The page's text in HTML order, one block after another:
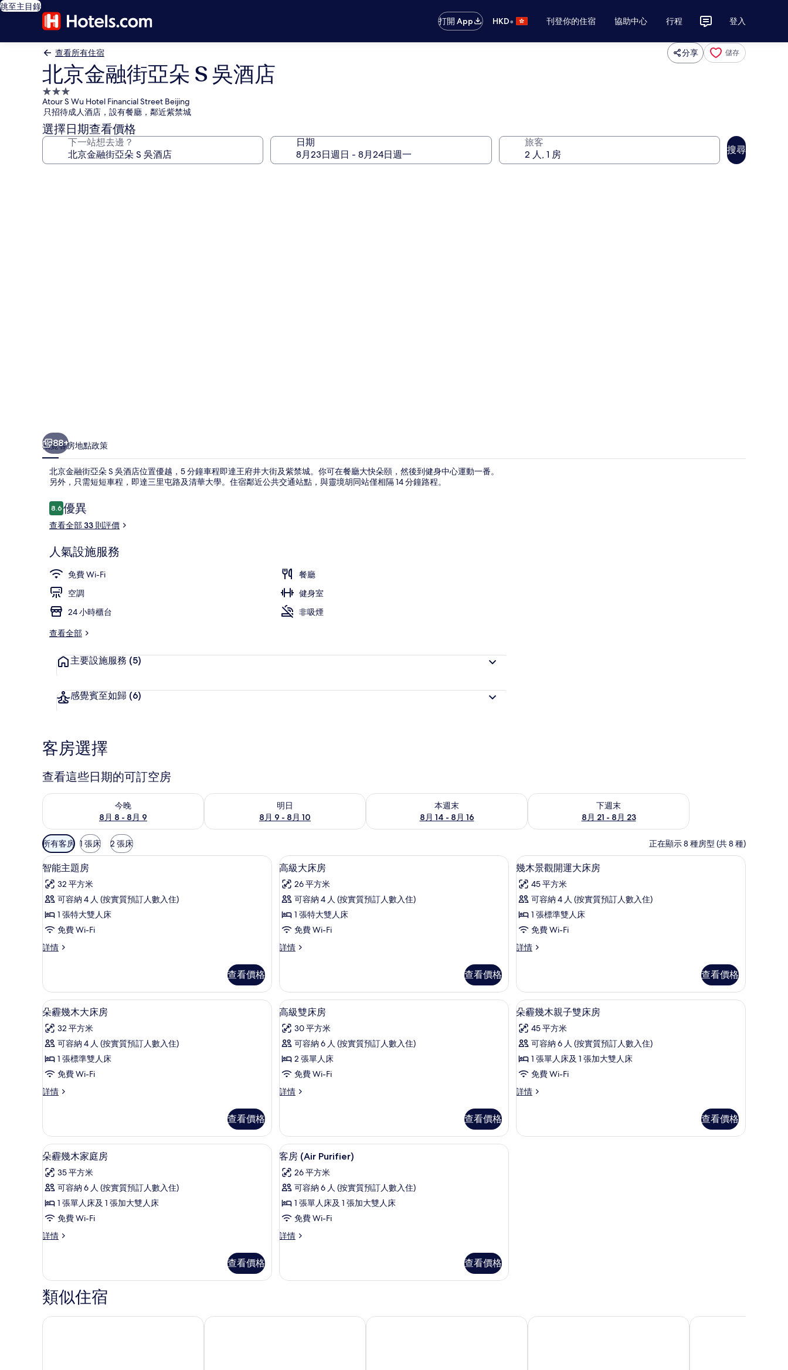
跳至主目錄
打開 App
HKD• 刊登你的住宿 協助中心 行程 登入
查看所有住宿 分享 儲存
北京金融街亞朵 S 吳酒店
3.0
星
級
住
宿
Atour S Wu Hotel Financial Street Beijing
只招待成人酒店，設有餐廳，鄰近紫禁城
選擇日期查看價格
下一站想去邊？ 日期 旅客
搜尋
88+
概覽客房地點政策
北京金融街亞朵 S 吳酒店位置優越，5 分鐘車程即達王府井大街及紫禁城。你可在餐廳大快朵頤，然後到健身中心運動一番。
另外，只需短短車程，即達三里屯路及清華大學。住宿鄰近公共交通站點，與靈境胡同站僅相隔 14 分鐘路程。
評
價
8.68.6 分，滿分 10 分，
優異
查看全部 33 則評價
人氣設施服務
免費 Wi-Fi
餐廳
空調
健身室
24 小時櫃台
非吸煙
查看全部
主要設施服務 (5)
感覺賓至如歸 (6)
客房選擇
查看這些日期的可訂空房
今晚
8月 8 - 8月 9
查看今晚 8月 8 - 8月 9的可訂空房
明日
8月 9 - 8月 10
查看明日 8月 9 - 8月 10的可訂空房
本週末
8月 14 - 8月 16
查看本週末 8月 14 - 8月 16的可訂空房
下週末
8月 21 - 8月 23
查看下週末 8月 21 - 8月 23的可訂空房
可
用
嘅
客
房
篩
選
條
件
所有客房 1 張床 2 張床 正在顯示 8 種房型 (共 8 種)
載
入
所
有
智
主
房
的
相
片
房內夾萬、書桌、免費 Wi-Fi、獨特設計
6
智能主題房
32 平方米
可容納 4 人 (按實質預訂人數入住)
1 張特大雙人床
免費 Wi-Fi
詳情
智
房
詳
情
查看價格
載
入
所
有
高
大
房
的
相
片
房內夾萬、書桌、免費 Wi-Fi、獨特設計
6
高級大床房
26 平方米
可容納 4 人 (按實質預訂人數入住)
1 張特大雙人床
免費 Wi-Fi
詳情
高
房
詳
情
查看價格
載
入
所
有
幾
景
開
運
大
床
房
的
相
片
房內夾萬、書桌、免費 Wi-Fi、獨特設計
6
幾木景觀開運大床房
45 平方米
可容納 4 人 (按實質預訂人數入住)
1 張標準雙人床
免費 Wi-Fi
詳情
幾
開
運
大
床
房
詳
查看價格
載
入
所
有
朵
幾
大
床
房
的
相
片
房內夾萬、書桌、免費 Wi-Fi、獨特設計
6
朵霾幾木大床房
32 平方米
可容納 4 人 (按實質預訂人數入住)
1 張標準雙人床
免費 Wi-Fi
詳情
朵
大
床
房
詳
情
查看價格
載
入
所
有
高
雙
房
的
相
片
房內夾萬、書桌、免費 Wi-Fi、獨特設計
7
高級雙床房
30 平方米
可容納 6 人 (按實質預訂人數入住)
2 張單人床
免費 Wi-Fi
詳情
高
房
詳
情
查看價格
載
入
所
有
朵
幾
親
朵霾幾木親子雙床房 | 房內夾萬、書桌、免費
8
朵霾幾木親子雙床房
45 平方米
可容納 6 人 (按實質預訂人數入住)
1 張單人床及 1 張加大雙人床
免費 Wi-Fi
詳情
朵
親
查看價格
載
入
所
有
朵
幾
家
庭
房
的
房內夾萬、書桌、免費 Wi-Fi、獨特設計
7
朵霾幾木家庭房
35 平方米
可容納 6 人 (按實質預訂人數入住)
1 張單人床及 1 張加大雙人床
免費 Wi-Fi
詳情
朵
家
庭
房
詳
情
查看價格
載
入
所
有
客
(Air
相
房內夾萬、書桌、免費 Wi-Fi、獨特設計
7
客房 (Air Purifier)
26 平方米
可容納 6 人 (按實質預訂人數入住)
1 張單人床及 1 張加大雙人床
免費 Wi-Fi
詳情
客
詳
查看價格
類似住宿
北京和平賓館 北京王府井天倫松鶴大飯店 雅閣歡聚酒店 北京中安賓館 北京華僑夜泊君亭酒店